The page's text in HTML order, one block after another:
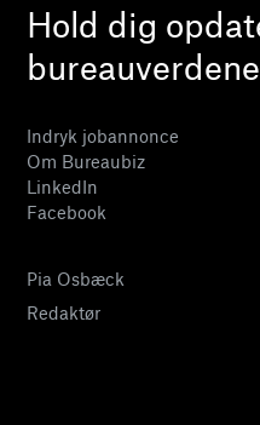
Hold dig
Indryk jobannonce
Om Bureaubiz
LinkedIn
Facebook
Pia Osbæck
Redaktør